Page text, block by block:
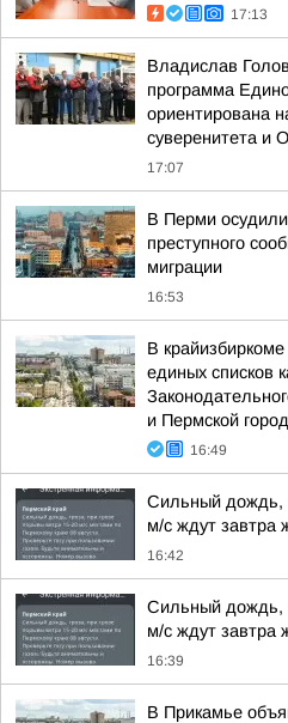
17:13
Владислав
программа
ориентирована
суверенитета и
17:07
В Перми осудили
преступного
миграции
16:53
В
единых списков
и Пермской
16:49
Сильный дождь,
м/с ждут завтра
16:42
Сильный дождь,
м/с ждут завтра
16:39
В Прикамье